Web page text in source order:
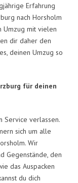
Erfahrung
nach Horsholm
Umzug mit vielen
dir daher den
deinen Umzug so
für deinen
Service verlassen.
sich um alle
Wir
Gegenstände, den
das Auspacken
du dich